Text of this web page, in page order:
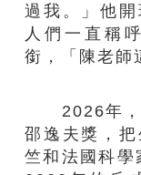
過我。」他開
人們一直稱
銜，「陳老師
2026年，
邵逸夫獎，
竺和法國科學